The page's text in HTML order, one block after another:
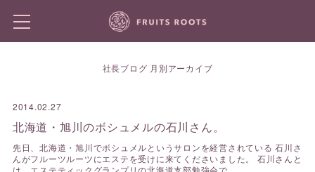
社長ブログ 月別アーカイブ
2014.02.27
北海道・旭川のボシュメルの石川さん。
先日、北海道・旭川でボシュメルというサロンを経営されている 石川さ
んがフルーツルーツにエステを受けに来てくださいました。 石川さんと
は、エステティックグランプリの北海道支部勉強会で